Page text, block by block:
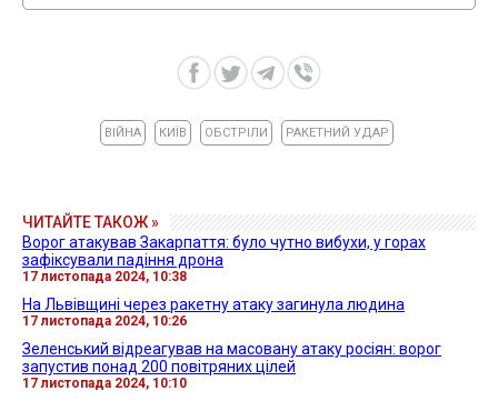
ВІЙНА КИЇВ ОБСТРІЛИ РАКЕТНИЙ УДАР
ЧИТАЙТЕ ТАКОЖ »
Ворог атакував Закарпаття: було чутно вибухи, у горах
зафіксували падіння дрона
17 листопада 2024, 10:38
На Львівщині через ракетну атаку загинула людина
17 листопада 2024, 10:26
Зеленський відреагував на масовану атаку росіян: ворог
запустив понад 200 повітряних цілей
17 листопада 2024, 10:10